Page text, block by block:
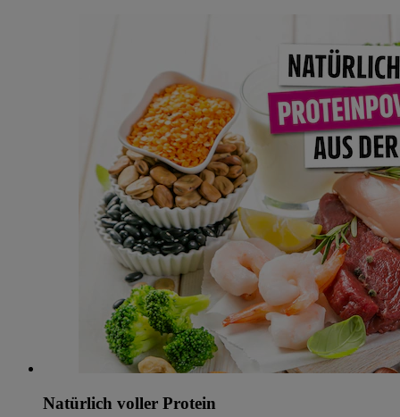
Natürlich voller Protein